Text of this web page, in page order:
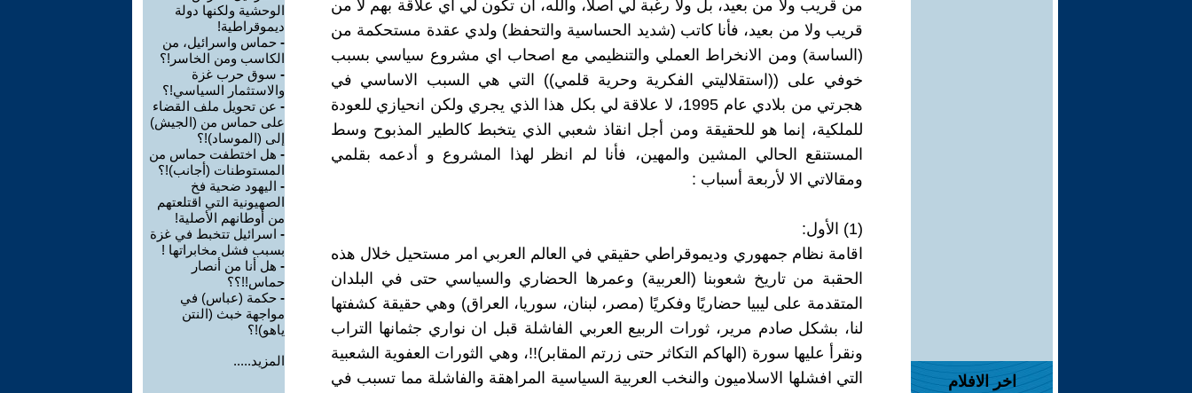
اخر الافلام
من قريب ولا من بعيد، بل ولا رغبة لي اصلًا، والله، ان تكون لي اي علاقة بهم لا من
قريب ولا من بعيد، فأنا كاتب (شديد الحساسية والتحفظ) ولدي عقدة مستحكمة من
(الساسة) ومن الانخراط العملي والتنظيمي مع اصحاب اي مشروع سياسي بسبب
خوفي على ((استقلاليتي الفكرية وحرية قلمي)) التي هي السبب الاساسي في
هجرتي من بلادي عام 1995، لا علاقة لي بكل هذا الذي يجري ولكن انحيازي للعودة
للملكية، إنما هو للحقيقة ومن أجل انقاذ شعبي الذي يتخبط كالطير المذبوح وسط
المستنقع الحالي المشين والمهين، فأنا لم انظر لهذا المشروع و أدعمه بقلمي
ومقالاتي الا لأربعة أسباب :
(1) الأول:
اقامة نظام جمهوري وديموقراطي حقيقي في العالم العربي امر مستحيل خلال هذه
الحقبة من تاريخ شعوبنا (العربية) وعمرها الحضاري والسياسي حتى في البلدان
المتقدمة على ليبيا حضاريًا وفكريًا (مصر، لبنان، سوريا، العراق) وهي حقيقة كشفتها
لنا، بشكل صادم مرير، ثورات الربيع العربي الفاشلة قبل ان نواري جثمانها التراب
ونقرأ عليها سورة (الهاكم التكاثر حتى زرتم المقابر)!!، وهي الثورات العفوية الشعبية
التي افشلها الاسلاميون والنخب العربية السياسية المراهقة والفاشلة مما تسبب في
الوحشية ولكنها دولة
ديموقراطية!
- حماس واسرائيل، من
الكاسب ومن الخاسر!؟
- سوق حرب غزة
والاستثمار السياسي!؟
- عن تحويل ملف القضاء
على حماس من (الجيش)
إلى (الموساد)!؟
- هل اختطفت حماس من
المستوطنات (أجانب)!؟
- اليهود ضحية فخ
الصهيونية التي اقتلعتهم
من أوطانهم الأصلية!
- اسرائيل تتخبط في غزة
بسبب فشل مخابراتها !
- هل أنا من أنصار
حماس!!؟؟
- حكمة (عباس) في
مواجهة خبث (النتن
ياهو)!؟
المزيد.....